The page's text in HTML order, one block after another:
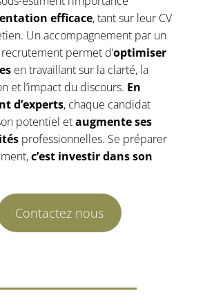
efficace, tant sur leur CV
Un accompagnement par un
permet d’optimiser
en travaillant sur la clarté, la
et l’impact du discours. En
d’experts, chaque candidat
potentiel etaugmente ses
professionnelles. Se préparer
c’est investir dans son
Contactez nous